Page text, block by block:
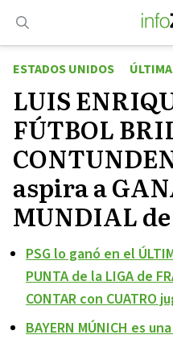
contenido
ESTADOS UNIDOS
LUIS
FÚTBOL
aspira a
MUNDIAL de
PSG lo ganó en el
PUNTA de la LIGA de
CONTAR con CUATRO
BAYERN MÚNICH es